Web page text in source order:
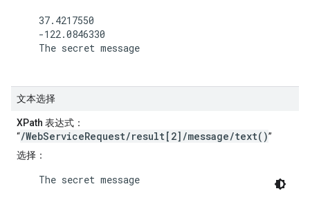
    37.4217550
    -122.0846330
    The secret message
文本选择
XPath 表达式 ：
“/WebServiceRequest/result[2]/message/text()”
选择 ：
    The secret message